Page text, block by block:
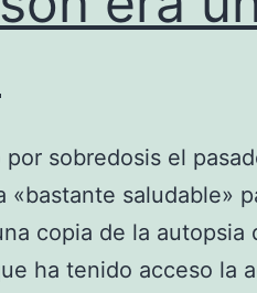
sobredosis el
saludable»
copia de la autopsia
ha tenido acceso la